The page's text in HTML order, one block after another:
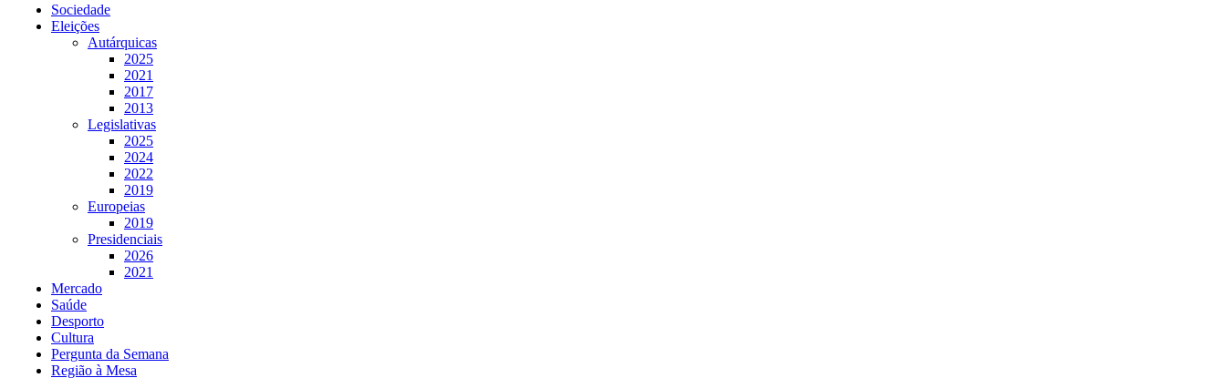
Sociedade
Eleições
Autárquicas
2025
2021
2017
2013
Legislativas
2025
2024
2022
2019
Europeias
2019
Presidenciais
2026
2021
Mercado
Saúde
Desporto
Cultura
Pergunta da Semana
Região à Mesa